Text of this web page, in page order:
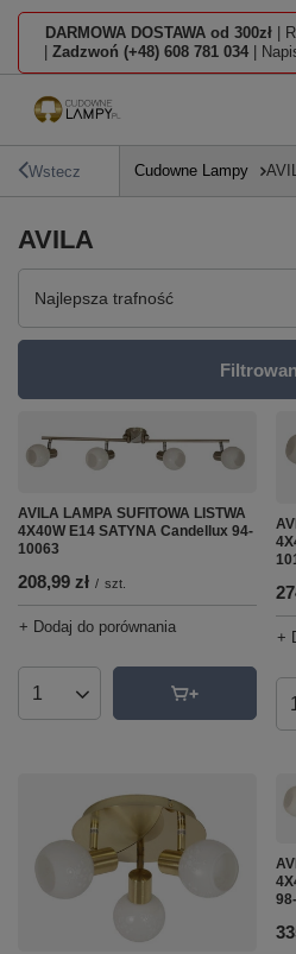
DARMOWA DOSTAWA od 300zł |
Zadzwoń (+48) 608 781 034 |
Wstecz Cudowne Lampy
AVILA
Zmień sortowanie
Najlepsza trafność
AVILA LAMPA SUFITOWA LISTWA
4X40W E14 SATYNA Candellux 94-
10063
208,99 zł / szt.
+ Dodaj do porównania
Ilość produktów
+